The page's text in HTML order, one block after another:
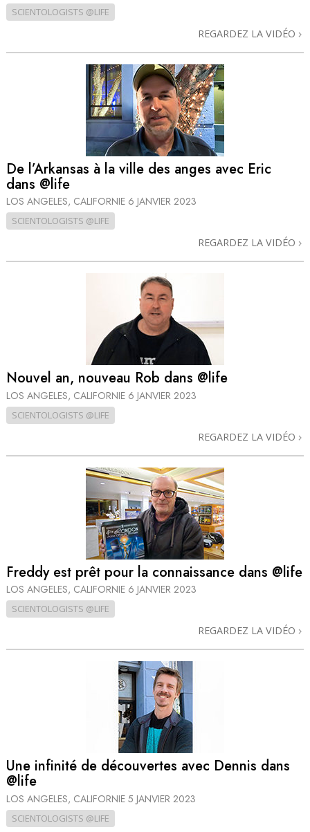
SCIENTOLOGISTS @LIFE
REGARDEZ LA VIDÉO
De l’Arkansas à la ville des anges avec Eric
dans @life
LOS ANGELES, CALIFORNIE 6 JANVIER 2023
SCIENTOLOGISTS @LIFE
REGARDEZ LA VIDÉO
Nouvel an, nouveau Rob dans @life
LOS ANGELES, CALIFORNIE 6 JANVIER 2023
SCIENTOLOGISTS @LIFE
REGARDEZ LA VIDÉO
Freddy est prêt pour la connaissance dans @life
LOS ANGELES, CALIFORNIE 6 JANVIER 2023
SCIENTOLOGISTS @LIFE
REGARDEZ LA VIDÉO
Une infinité de découvertes avec Dennis dans
@life
LOS ANGELES, CALIFORNIE 5 JANVIER 2023
SCIENTOLOGISTS @LIFE